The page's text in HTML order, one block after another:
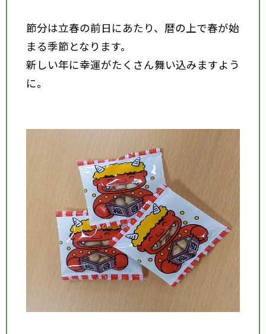
節分は立春の前日にあたり、暦の上で春が始
まる季節となります。
新しい年に幸運がたくさん舞い込みますよう
に。